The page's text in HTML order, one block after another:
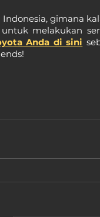
gimana
Anda di sini